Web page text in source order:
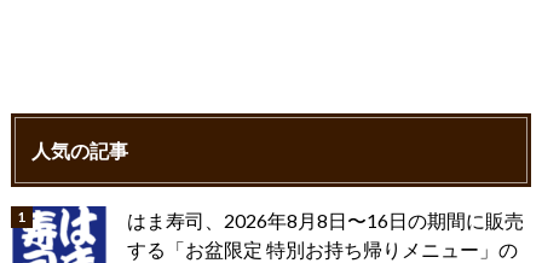
人気の記事
はま寿司、2026年8月8日〜16日の期間に販売
する「お盆限定 特別お持ち帰りメニュー」の